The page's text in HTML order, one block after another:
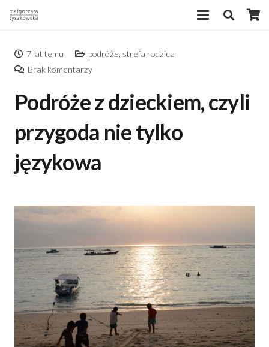
7 lat temu podróże strefa rodzica
Brak komentarzy
Podróże z dzieckiem, czyli
przygoda nie tylko
językowa